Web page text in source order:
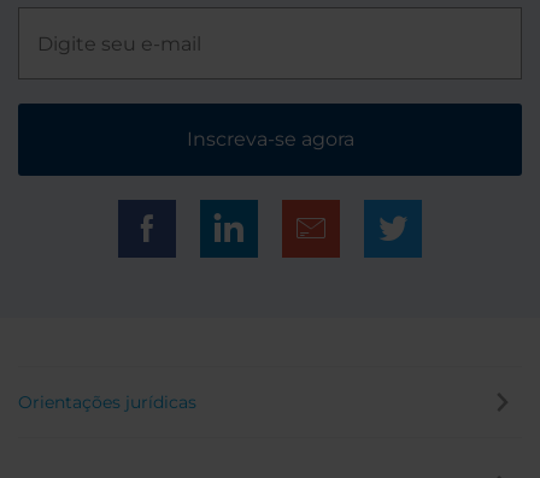
Inscreva-se agora
Orientações jurídicas